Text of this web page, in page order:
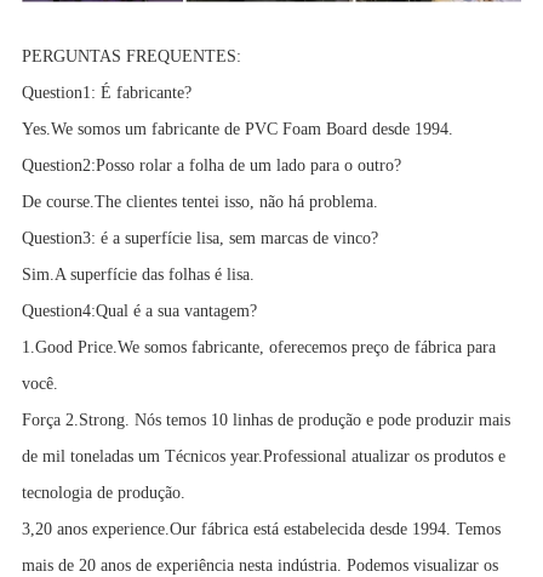
PERGUNTAS FREQUENTES:
Question1: É fabricante?
Yes.We somos um fabricante de PVC Foam Board desde 1994.
Question2:Posso rolar a folha de um lado para o outro?
De course.The clientes tentei isso, não há problema.
Question3: é a superfície lisa, sem marcas de vinco?
Sim.A superfície das folhas é lisa.
Question4:Qual é a sua vantagem?
1.Good Price.We somos fabricante, oferecemos preço de fábrica para
você.
Força 2.Strong. Nós temos 10 linhas de produção e pode produzir mais
de mil toneladas um Técnicos year.Professional atualizar os produtos e
tecnologia de produção.
3,20 anos experience.Our fábrica está estabelecida desde 1994. Temos
mais de 20 anos de experiência nesta indústria. Podemos visualizar os